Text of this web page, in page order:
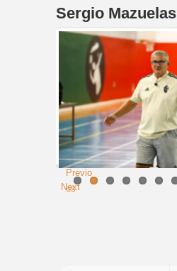
Sergio Mazuelas
Previo
us
Next